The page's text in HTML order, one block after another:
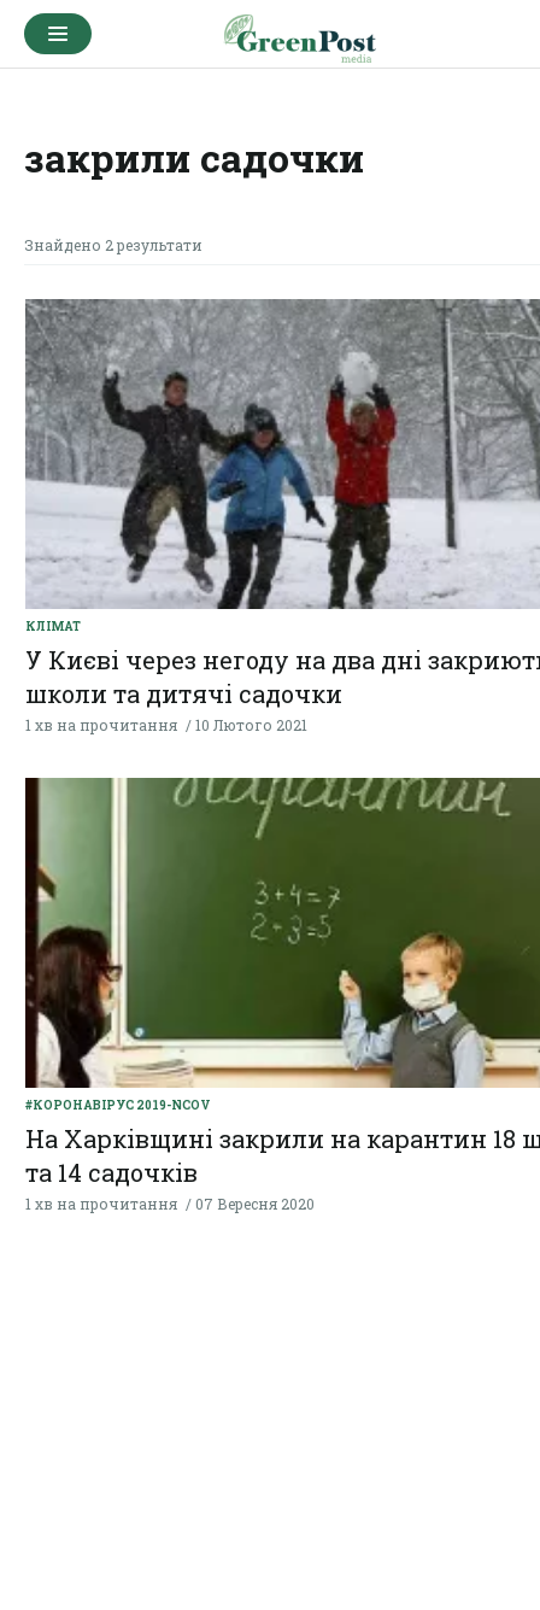
закрили садочки
Знайдено 2 результати
КЛІМАТ
У Києві через негоду на два дні
школи та дитячі садочки
1 хв на прочитання 10 Лютого 2021
#КОРОНАВІРУС 2019-NCOV
На Харківщині закрили на карантин 18
та 14 садочків
1 хв на прочитання 07 Вересня 2020